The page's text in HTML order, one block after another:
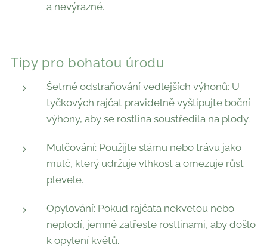
a nevýrazné.
Tipy pro bohatou úrodu
Šetrné odstraňování vedlejších výhonů: U
tyčkových rajčat pravidelně vyštipujte boční
výhony, aby se rostlina soustředila na plody.
Mulčování: Použijte slámu nebo trávu jako
mulč, který udržuje vlhkost a omezuje růst
plevele.
Opylování: Pokud rajčata nekvetou nebo
neplodí, jemně zatřeste rostlinami, aby došlo
k opylení květů.